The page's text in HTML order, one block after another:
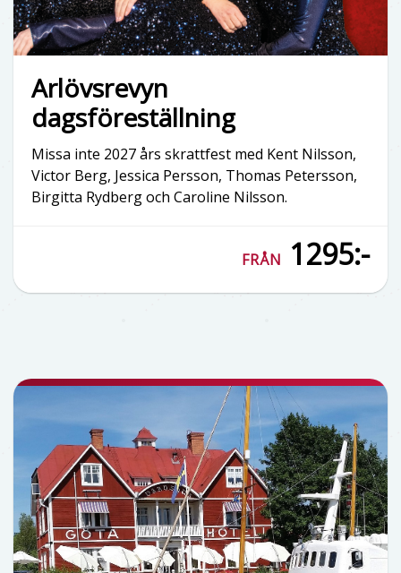
Arlövsrevyn
dagsföreställning
Missa inte 2027 års skrattfest med Kent Nilsson,
Victor Berg, Jessica Persson, Thomas Petersson,
Birgitta Rydberg och Caroline Nilsson.
FRÅN 1295:-